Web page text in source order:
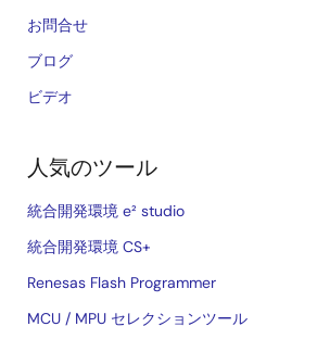
お問合せ
ブログ
ビデオ
人気のツール
統合開発環境 e² studio
統合開発環境 CS+
Renesas Flash Programmer
MCU / MPU セレクションツール